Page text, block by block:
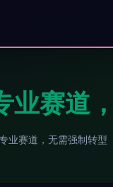
业赛道
业赛道，无需强制转型